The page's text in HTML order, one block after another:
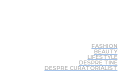
FASHION
BEAUTY
LIFESTYLE
DESPRE TINE
DESPRE CURATORIALIST